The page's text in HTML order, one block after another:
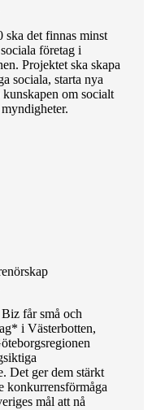
ska det finnas minst
företag i
Projektet ska skapa
sociala, starta nya
om socialt
får små och
i Västerbotten,
Det ger dem stärkt
konkurrensförmåga
mål att nå